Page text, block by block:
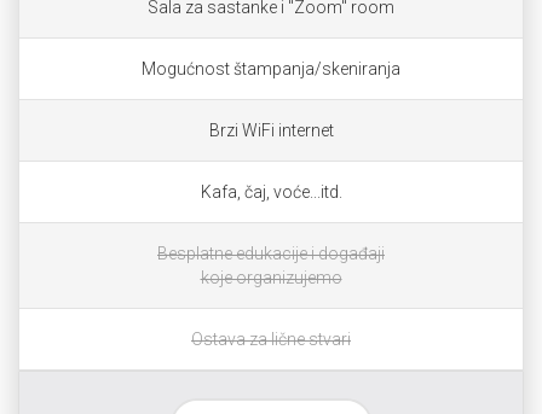
Sala za sastanke i "Zoom" room
Mogućnost štampanja/skeniranja
Brzi WiFi internet
Kafa, čaj, voće...itd.
Besplatne edukacije i događaji
koje organizujemo
Ostava za lične stvari